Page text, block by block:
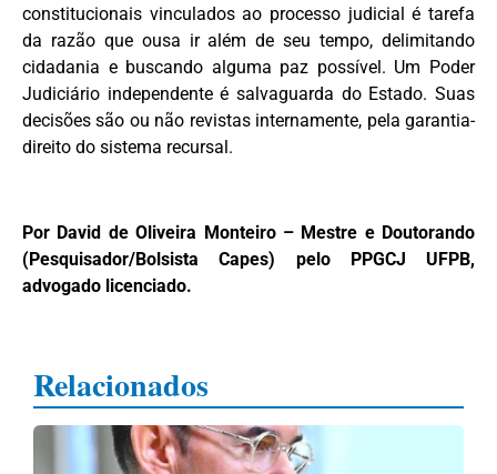
constitucionais vinculados ao processo judicial é tarefa
da razão que ousa ir além de seu tempo, delimitando
cidadania e buscando alguma paz possível. Um Poder
Judiciário independente é salvaguarda do Estado. Suas
decisões são ou não revistas internamente, pela garantia-
direito do sistema recursal.
Por David de Oliveira Monteiro – Mestre e Doutorando
(Pesquisador/Bolsista Capes) pelo PPGCJ UFPB,
advogado licenciado.
Relacionados